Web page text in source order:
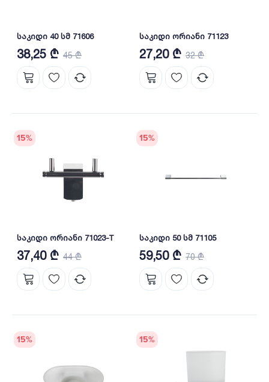
საკიდი 40 სმ 71606
38,25 ₾ 45 ₾
საკიდი ორიანი 71123
27,20 ₾ 32 ₾
15%
საკიდი ორიანი 71023-T
37,40 ₾ 44 ₾
15%
საკიდი 50 სმ 71105
59,50 ₾ 70 ₾
15% 15%